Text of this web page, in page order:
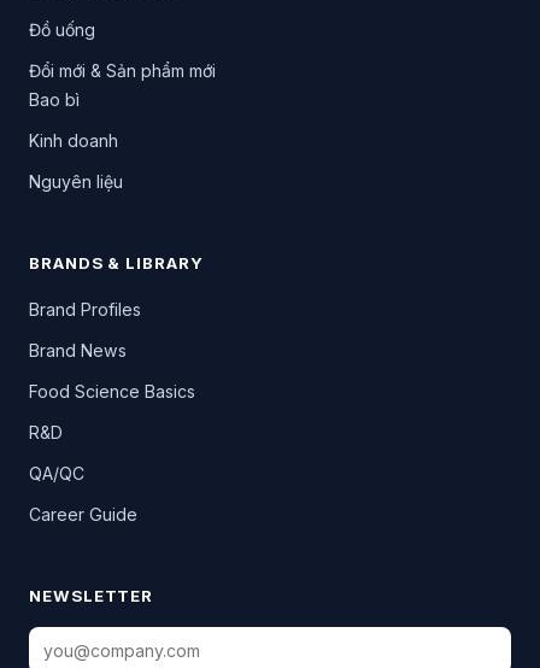
Đồ uống
Đổi mới & Sản phẩm mới
Bao bì
Kinh doanh
Nguyên liệu
BRANDS & LIBRARY
Brand Profiles
Brand News
Food Science Basics
R&D
QA/QC
Career Guide
NEWSLETTER